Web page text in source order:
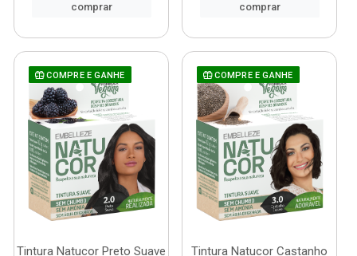
comprar
comprar
COMPRE E GANHE
Tintura Natucor Preto Suave
COMPRE E GANHE
Tintura Natucor Castanho